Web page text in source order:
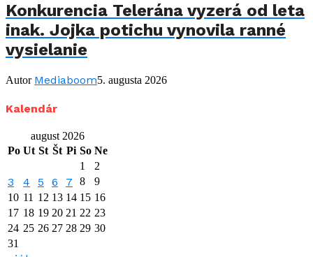
Konkurencia Telerána vyzerá od leta
inak. Jojka potichu vynovila ranné
vysielanie
Autor Mediaboom5. augusta 2026
Kalendár
august 2026
Po Ut St Št Pi So Ne
1
2
3 4 5 6 7 8
9
10 11 12 13 14 15 16
17 18 19 20 21 22 23
24 25 26 27 28 29 30
31